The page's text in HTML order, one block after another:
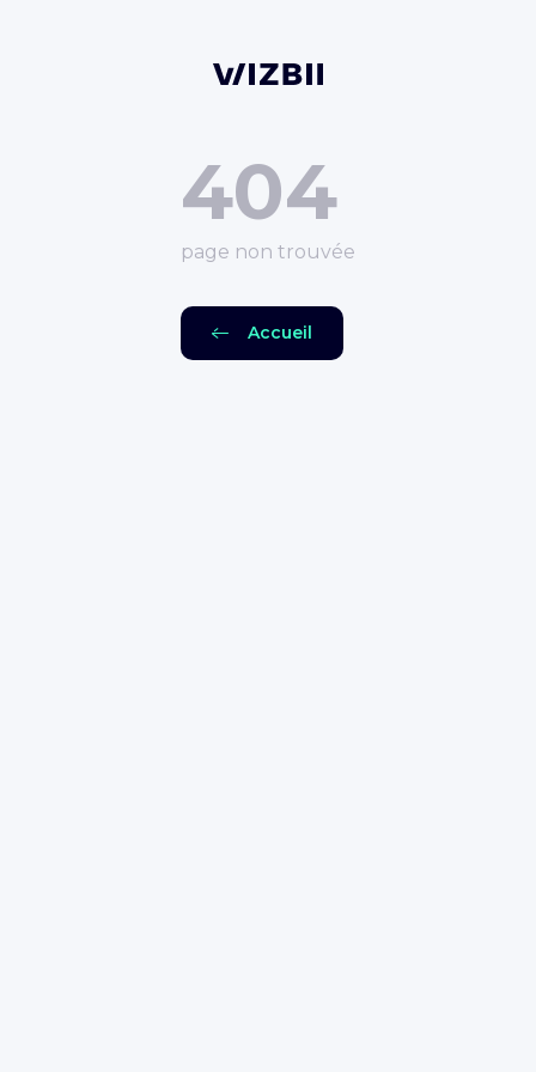
404
page non trouvée
Accueil